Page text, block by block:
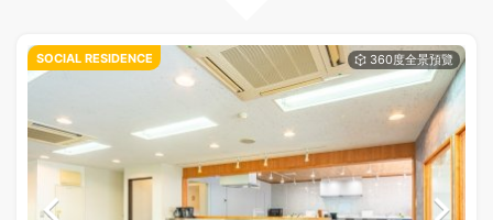
SOCIAL RESIDENCE